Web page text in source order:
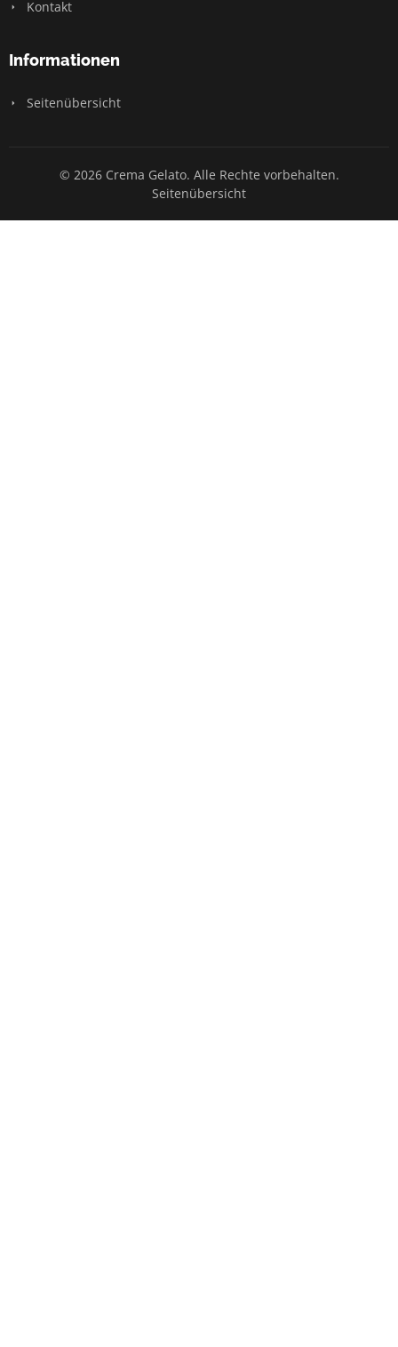
Kontakt
Informationen
Seitenübersicht
© 2026 Crema Gelato. Alle Rechte vorbehalten.
Seitenübersicht